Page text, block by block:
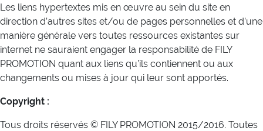
Les liens hypertextes mis en œuvre au sein du site en
direction d’autres sites et/ou de pages personnelles et d’une
manière générale vers toutes ressources existantes sur
internet ne sauraient engager la responsabilité de FILY
PROMOTION quant aux liens qu’ils contiennent ou aux
changements ou mises à jour qui leur sont apportés.
Copyright :
Tous droits réservés © FILY PROMOTION 2015/2016. Toutes